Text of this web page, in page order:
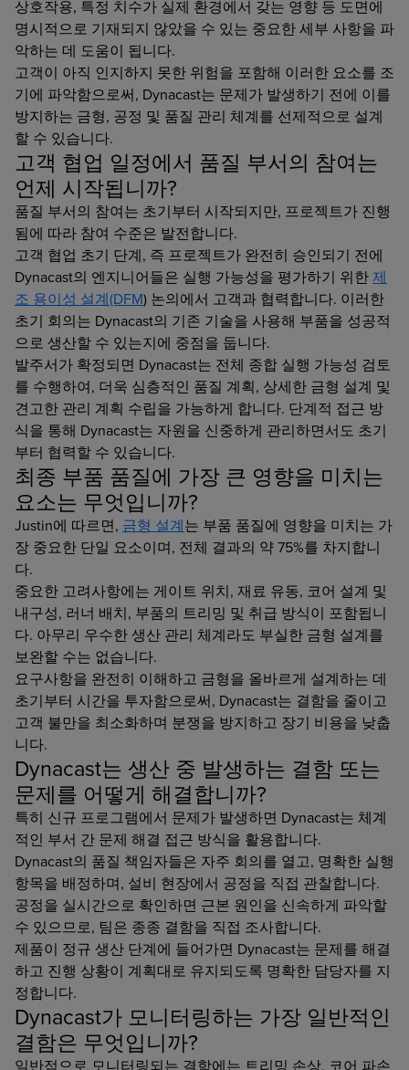
상호작용, 특정 치수가 실제 환경에서 갖는 영향 등 도면에
명시적으로 기재되지 않았을 수 있는 중요한 세부 사항을 파
악하는 데 도움이 됩니다.
고객이 아직 인지하지 못한 위험을 포함해 이러한 요소를 조
기에 파악함으로써, Dynacast는 문제가 발생하기 전에 이를
방지하는 금형, 공정 및 품질 관리 체계를 선제적으로 설계
할 수 있습니다.
고객 협업 일정에서 품질 부서의 참여는
언제 시작됩니까?
품질 부서의 참여는 초기부터 시작되지만, 프로젝트가 진행
됨에 따라 참여 수준은 발전합니다.
고객 협업 초기 단계, 즉 프로젝트가 완전히 승인되기 전에
Dynacast의 엔지니어들은 실행 가능성을 평가하기 위한제
조 용이성 설계(DFM) 논의에서 고객과 협력합니다. 이러한
초기 회의는 Dynacast의 기존 기술을 사용해 부품을 성공적
으로 생산할 수 있는지에 중점을 둡니다.
발주서가 확정되면 Dynacast는 전체 종합 실행 가능성 검토
를 수행하여, 더욱 심층적인 품질 계획, 상세한 금형 설계 및
견고한 관리 계획 수립을 가능하게 합니다. 단계적 접근 방
식을 통해 Dynacast는 자원을 신중하게 관리하면서도 초기
부터 협력할 수 있습니다.
최종 부품 품질에 가장 큰 영향을 미치는
요소는 무엇입니까?
Justin에 따르면, 금형 설계는 부품 품질에 영향을 미치는 가
장 중요한 단일 요소이며, 전체 결과의 약 75%를 차지합니
다.
중요한 고려사항에는 게이트 위치, 재료 유동, 코어 설계 및
내구성, 러너 배치, 부품의 트리밍 및 취급 방식이 포함됩니
다. 아무리 우수한 생산 관리 체계라도 부실한 금형 설계를
보완할 수는 없습니다.
요구사항을 완전히 이해하고 금형을 올바르게 설계하는 데
초기부터 시간을 투자함으로써, Dynacast는 결함을 줄이고
고객 불만을 최소화하며 분쟁을 방지하고 장기 비용을 낮춥
니다.
Dynacast는 생산 중 발생하는 결함 또는
문제를 어떻게 해결합니까?
특히 신규 프로그램에서 문제가 발생하면 Dynacast는 체계
적인 부서 간 문제 해결 접근 방식을 활용합니다.
Dynacast의 품질 책임자들은 자주 회의를 열고, 명확한 실행
항목을 배정하며, 설비 현장에서 공정을 직접 관찰합니다.
공정을 실시간으로 확인하면 근본 원인을 신속하게 파악할
수 있으므로, 팀은 종종 결함을 직접 조사합니다.
제품이 정규 생산 단계에 들어가면 Dynacast는 문제를 해결
하고 진행 상황이 계획대로 유지되도록 명확한 담당자를 지
정합니다.
Dynacast가 모니터링하는 가장 일반적인
결함은 무엇입니까?
일반적으로 모니터링되는 결함에는 트리밍 손상, 코어 파손